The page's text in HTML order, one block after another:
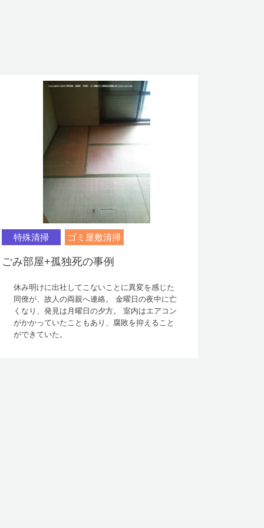
特殊清掃 ゴミ屋敷清掃
ごみ部屋+孤独死の事例
休み明けに出社してこないことに異変を感じた
同僚が、故人の両親へ連絡。 金曜日の夜中に亡
くなり、発見は月曜日の夕方。 室内はエアコン
がかかっていたこともあり、腐敗を抑えること
ができていた。